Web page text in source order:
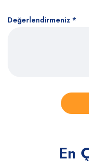
Değerlendirmeniz *
En